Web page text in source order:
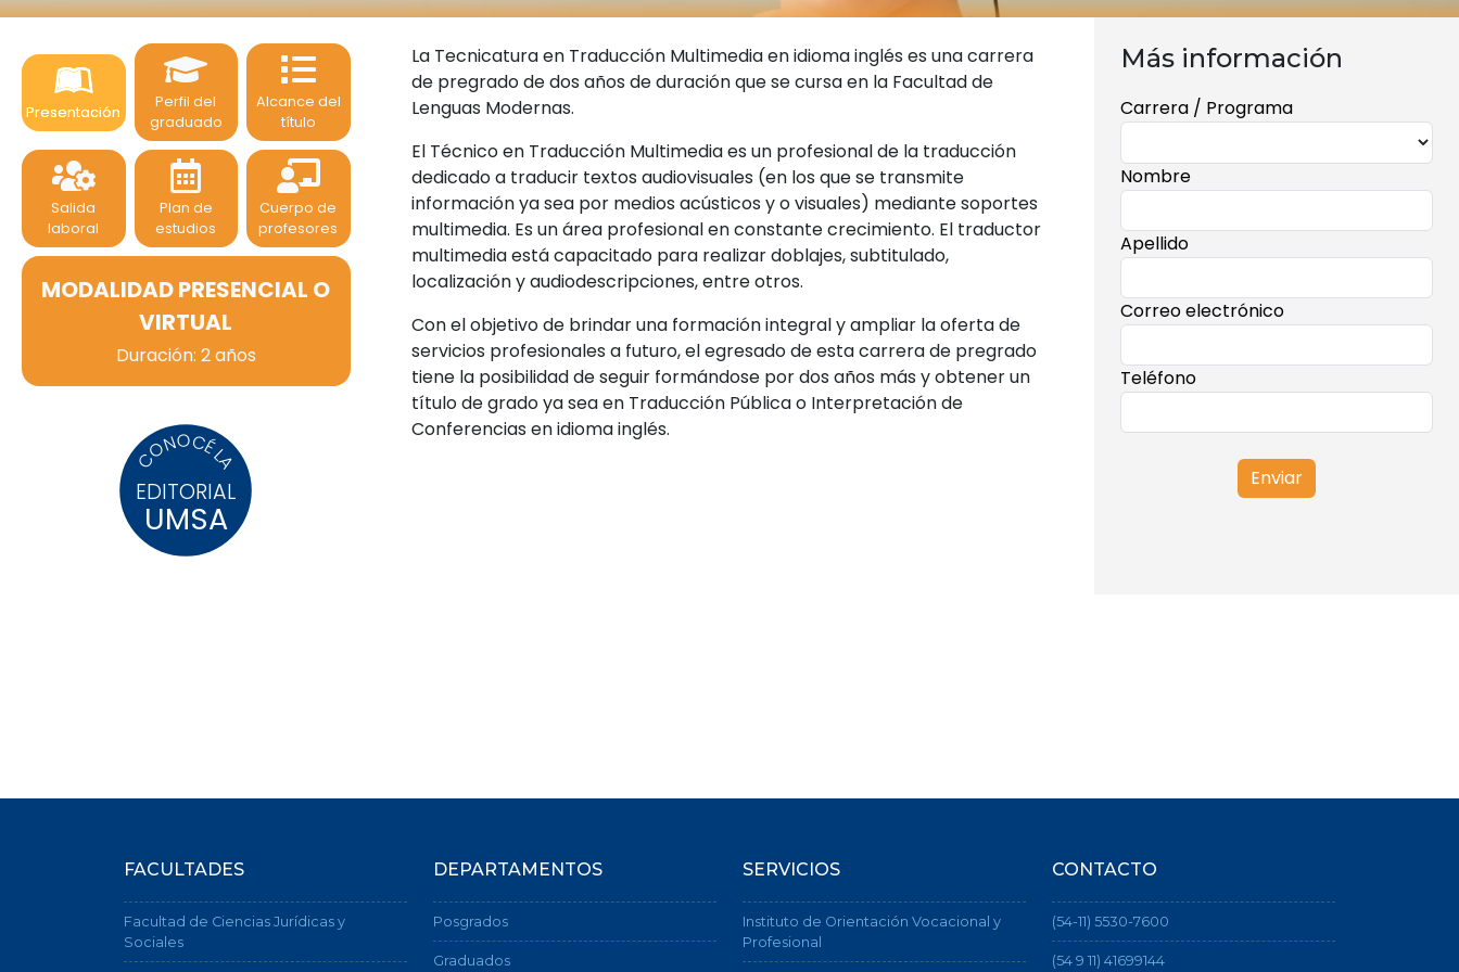
Presentación
Perfil del
graduado
Alcance del
título
Salida
laboral
Plan de
estudios
Cuerpo de
profesores
MODALIDAD PRESENCIAL O
VIRTUAL
Duración: 2 años
CONOCÉ LA
EDITORIAL
UMSA
La Tecnicatura en Traducción Multimedia en idioma inglés es una carrera
de pregrado de dos años de duración que se cursa en la Facultad de
Lenguas Modernas.
El Técnico en Traducción Multimedia es un profesional de la traducción
dedicado a traducir textos audiovisuales (en los que se transmite
información ya sea por medios acústicos y o visuales) mediante soportes
multimedia. Es un área profesional en constante crecimiento. El traductor
multimedia está capacitado para realizar doblajes, subtitulado,
localización y audiodescripciones, entre otros.
Con el objetivo de brindar una formación integral y ampliar la oferta de
servicios profesionales a futuro, el egresado de esta carrera de pregrado
tiene la posibilidad de seguir formándose por dos años más y obtener un
título de grado ya sea en Traducción Pública o Interpretación de
Conferencias en idioma inglés.
Más información
Carrera / Programa
Nombre
Apellido
Correo electrónico
Teléfono
Enviar
FACULTADES
Facultad de Ciencias Jurídicas y
Sociales
DEPARTAMENTOS
Posgrados
Graduados
SERVICIOS
Instituto de Orientación Vocacional y
Profesional
CONTACTO
(54-11) 5530-7600
(54 9 11) 41699144